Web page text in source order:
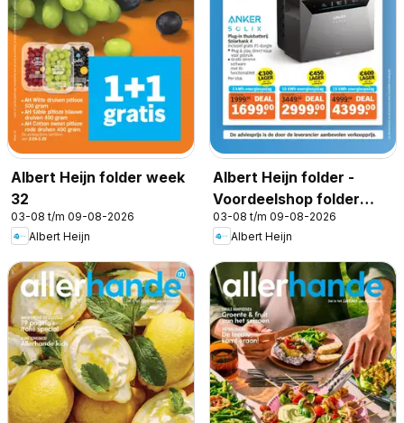
Albert Heijn folder week
32
03-08 t/m 09-08-2026
Albert Heijn
Albert Heijn folder -
Voordeelshop folder
week 32
03-08 t/m 09-08-2026
Albert Heijn